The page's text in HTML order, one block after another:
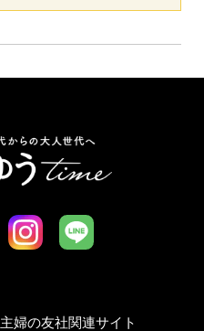
主婦の友社関連サイト